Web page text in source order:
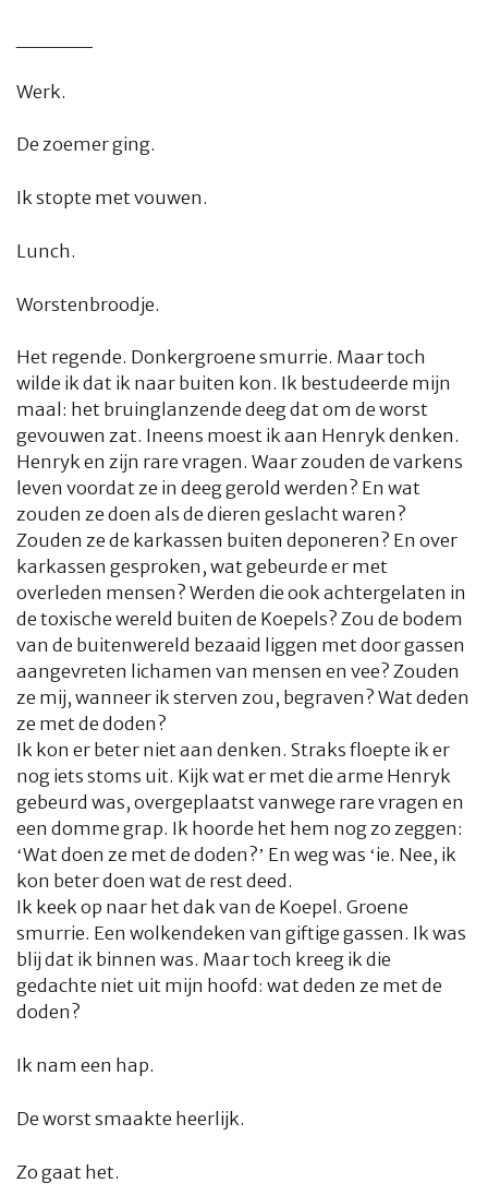
Werk.
De zoemer ging.
Ik stopte met vouwen.
Lunch.
Worstenbroodje.
Het regende. Donkergroene smurrie. Maar toch
wilde ik dat ik naar buiten kon. Ik bestudeerde mijn
maal: het bruinglanzende deeg dat om de worst
gevouwen zat. Ineens moest ik aan Henryk denken.
Henryk en zijn rare vragen. Waar zouden de varkens
leven voordat ze in deeg gerold werden? En wat
zouden ze doen als de dieren geslacht waren?
Zouden ze de karkassen buiten deponeren? En over
karkassen gesproken, wat gebeurde er met
overleden mensen? Werden die ook achtergelaten in
de toxische wereld buiten de Koepels? Zou de bodem
van de buitenwereld bezaaid liggen met door gassen
aangevreten lichamen van mensen en vee? Zouden
ze mij, wanneer ik sterven zou, begraven? Wat deden
ze met de doden?
Ik kon er beter niet aan denken. Straks floepte ik er
nog iets stoms uit. Kijk wat er met die arme Henryk
gebeurd was, overgeplaatst vanwege rare vragen en
een domme grap. Ik hoorde het hem nog zo zeggen:
‘Wat doen ze met de doden?’ En weg was ‘ie. Nee, ik
kon beter doen wat de rest deed.
Ik keek op naar het dak van de Koepel. Groene
smurrie. Een wolkendeken van giftige gassen. Ik was
blij dat ik binnen was. Maar toch kreeg ik die
gedachte niet uit mijn hoofd: wat deden ze met de
doden?
Ik nam een hap.
De worst smaakte heerlijk.
Zo gaat het.